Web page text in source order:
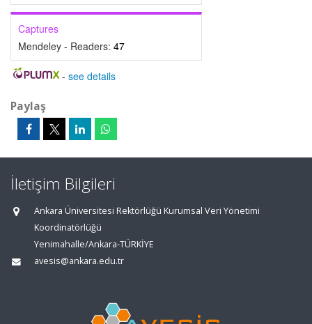
Captures
Mendeley - Readers: 47
- see details
Paylaş
İletişim Bilgileri
Ankara Üniversitesi Rektörlüğü Kurumsal Veri Yönetimi
Koordinatörlüğü
Yenimahalle/Ankara-TÜRKİYE
avesis@ankara.edu.tr